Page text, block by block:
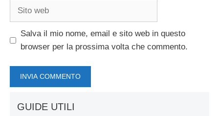
Sito
Salva il mio nome, email e sito web in questo
browser per la prossima volta che commento.
GUIDE UTILI